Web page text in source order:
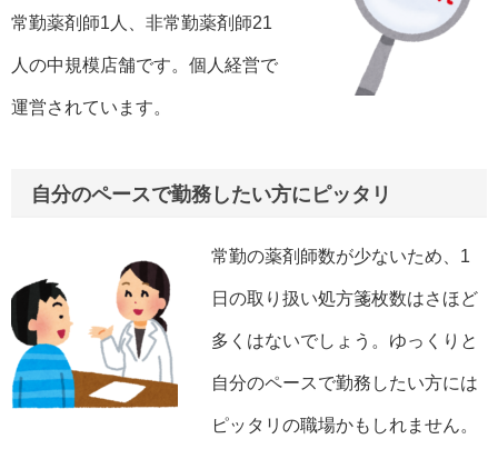
常勤薬剤師1人、非常勤薬剤師21
人の中規模店舗です。個人経営で
運営されています。
自分のペースで勤務したい方にピッタリ
常勤の薬剤師数が少ないため、1
日の取り扱い処方箋枚数はさほど
多くはないでしょう。ゆっくりと
自分のペースで勤務したい方には
ピッタリの職場かもしれません。